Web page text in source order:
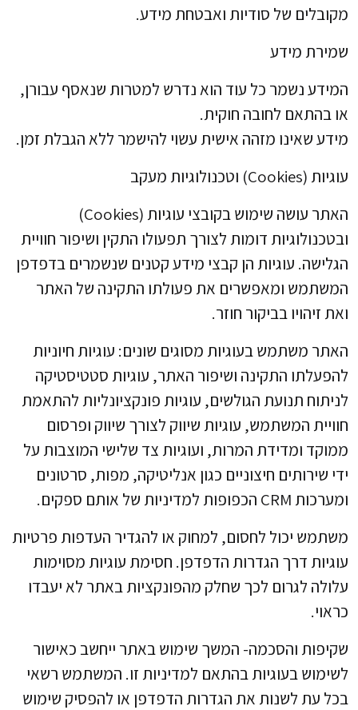
מקובלים של סודיות ואבטחת מידע.
שמירת מידע
המידע נשמר כל עוד הוא נדרש למטרות שנאסף עבורן,
או בהתאם לחובה חוקית.
מידע שאינו מזהה אישית עשוי להישמר ללא הגבלת זמן.
עוגיות (Cookies) וטכנולוגיות מעקב
האתר עושה שימוש בקובצי עוגיות (Cookies)
ובטכנולוגיות דומות לצורך תפעולו התקין ושיפור חוויית
הגלישה. עוגיות הן קבצי מידע קטנים שנשמרים בדפדפן
המשתמש ומאפשרים את פעולתו התקינה של האתר
ואת זיהויו בביקור חוזר.
האתר משתמש בעוגיות מסוגים שונים: עוגיות חיוניות
להפעלתו התקינה ושיפור האתר, עוגיות סטטיסטיקה
לניתוח תנועת הגולשים, עוגיות פונקציונליות להתאמת
חוויית המשתמש, עוגיות שיווק לצורך שיווק ופרסום
ממוקד ומדידת המרות, ועוגיות צד שלישי המוצבות על
ידי שירותים חיצוניים כגון אנליטיקה, מפות, סרטונים
ומערכות CRM הכפופות למדיניות של אותם ספקים.
משתמש יכול לחסום, למחוק או להגדיר העדפות פרטיות
עוגיות דרך הגדרות הדפדפן. חסימת עוגיות מסוימות
עלולה לגרום לכך שחלק מהפונקציות באתר לא יעבדו
כראוי.
שקיפות והסכמה- המשך שימוש באתר ייחשב כאישור
לשימוש בעוגיות בהתאם למדיניות זו. המשתמש רשאי
בכל עת לשנות את הגדרות הדפדפן או להפסיק שימוש